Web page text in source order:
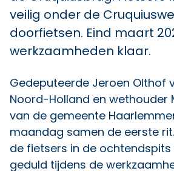
veilig onder de
doorfietsen. Eind maart
werkzaamheden klaar.
Gedeputeerde Jeroen Olthof
Noord-Holland en wethouder
van de gemeente
maandag samen de eerste
de fietsers in de ochtendspits
geduld tijdens de